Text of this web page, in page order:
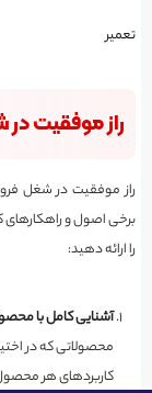
تعمیر
راز موفقیت
راز موفقیت در شغل
برخی اصول و راهکارهای
را ارائه دهید:
آشنایی کامل با
محصولاتی که در
کاربردهای هر